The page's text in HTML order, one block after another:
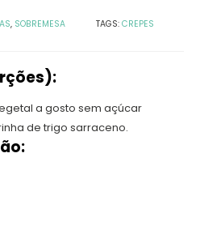
, SOBREMESA TAGS: CREPES
a gosto sem açúcar
de trigo sarraceno.